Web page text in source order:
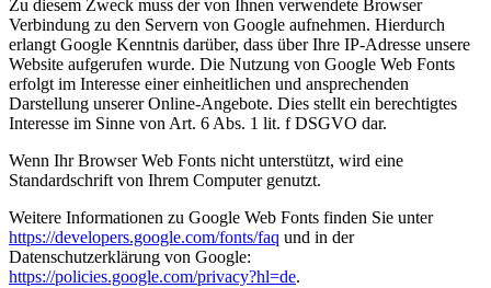
Zu diesem Zweck muss der von Ihnen verwendete Browser
Verbindung zu den Servern von Google aufnehmen. Hierdurch
erlangt Google Kenntnis darüber, dass über Ihre IP-Adresse unsere
Website aufgerufen wurde. Die Nutzung von Google Web Fonts
erfolgt im Interesse einer einheitlichen und ansprechenden
Darstellung unserer Online-Angebote. Dies stellt ein berechtigtes
Interesse im Sinne von Art. 6 Abs. 1 lit. f DSGVO dar.
Wenn Ihr Browser Web Fonts nicht unterstützt, wird eine
Standardschrift von Ihrem Computer genutzt.
Weitere Informationen zu Google Web Fonts finden Sie unter
https://developers.google.com/fonts/faq und in der
Datenschutzerklärung von Google:
https://policies.google.com/privacy?hl=de.